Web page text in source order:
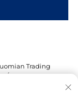
Trading